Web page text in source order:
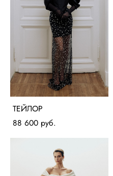
ТЕЙЛОР
88 600 pуб.